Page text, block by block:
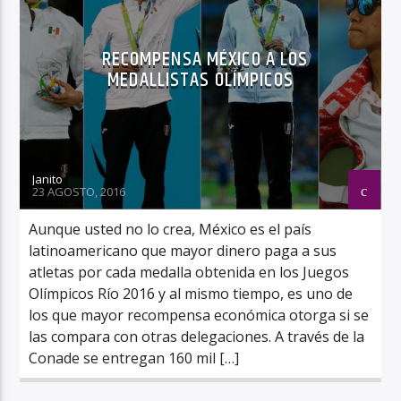
RECOMPENSA MÉXICO A LOS
MEDALLISTAS OLÍMPICOS
Janito
23 AGOSTO, 2016
Aunque usted no lo crea, México es el país
latinoamericano que mayor dinero paga a sus
atletas por cada medalla obtenida en los Juegos
Olímpicos Río 2016 y al mismo tiempo, es uno de
los que mayor recompensa económica otorga si se
las compara con otras delegaciones. A través de la
Conade se entregan 160 mil […]